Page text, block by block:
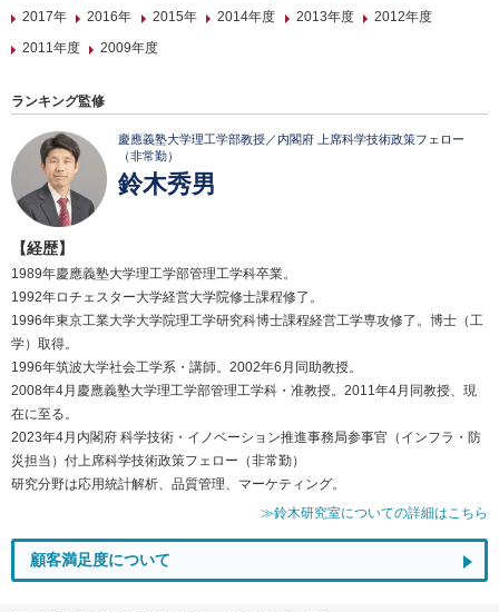
2017年
2016年 2015年 2014年度 2013年度
2012年度
2011年度
2009年度
ランキング監修
慶應義塾大学理工学部教授／内閣府 上席科学技術政策フェロー
（非常勤）
鈴木秀男
【経歴】
1989年慶應義塾大学理工学部管理工学科卒業。
1992年ロチェスター大学経営大学院修士課程修了。
1996年東京工業大学大学院理工学研究科博士課程経営工学専攻修了。博士（工
学）取得。
1996年筑波大学社会工学系・講師。2002年6月同助教授。
2008年4月慶應義塾大学理工学部管理工学科・准教授。2011年4月同教授、現
在に至る。
2023年4月内閣府 科学技術・イノベーション推進事務局参事官（インフラ・防
災担当）付上席科学技術政策フェロー（非常勤）
研究分野は応用統計解析、品質管理、マーケティング。
≫鈴木研究室についての詳細はこちら
顧客満足度について